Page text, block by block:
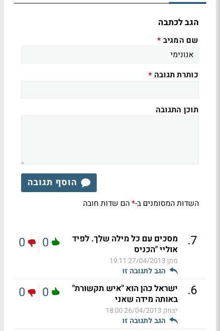
הגב לכתבה
שם המגיב *
כותרת תגובה *
תוכן התגובה
הוסף תגובה
השדות המסומנים ב-*הם שדות חובה
7
.
מסכים עם כל מילה שלך. לפיד
אוליי "הכניס
מתן27/04/2013 19:11
הגב לתגובה זו
0
0
6
.
ישראל כהן הוא "איש תקשורת"
באותה מידה שאני
יצחק 26/04/2013 18:00
הגב לתגובה זו
0
0